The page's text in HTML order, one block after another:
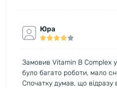
Юра
Замовив Vitamin B Complex
було багато роботи, мало
Спочатку думав, що відразу